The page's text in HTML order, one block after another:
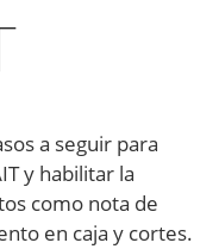
a seguir para
y habilitar la
como nota de
en caja y cortes.